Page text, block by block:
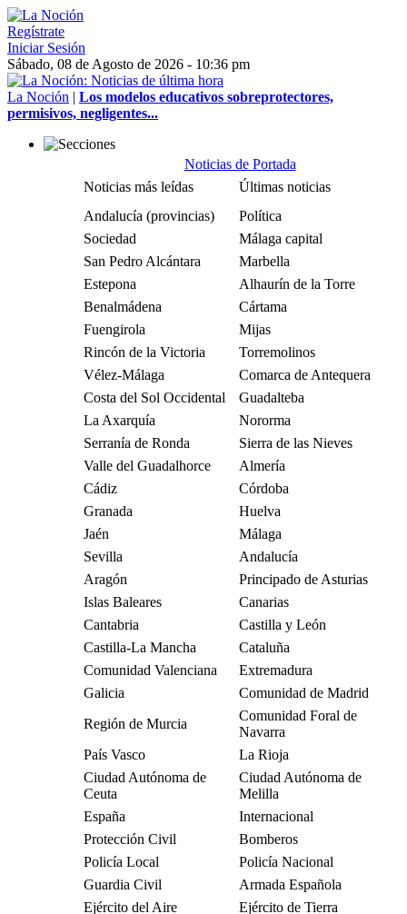
Regístrate
Iniciar Sesión
Sábado, 08 de Agosto de 2026 - 10:36 pm
La Noción | Los modelos educativos sobreprotectores,
permisivos, negligentes...
Noticias de Portada
Noticias más leídas
Últimas noticias
Andalucía (provincias)
Política
Sociedad
Málaga capital
San Pedro Alcántara
Marbella
Estepona
Alhaurín de la Torre
Benalmádena
Cártama
Fuengirola
Mijas
Rincón de la Victoria
Torremolinos
Vélez-Málaga
Comarca de Antequera
Costa del Sol Occidental
Guadalteba
La Axarquía
Nororma
Serranía de Ronda
Sierra de las Nieves
Valle del Guadalhorce
Almería
Cádiz
Córdoba
Granada
Huelva
Jaén
Málaga
Sevilla
Andalucía
Aragón
Principado de Asturias
Islas Baleares
Canarias
Cantabria
Castilla y León
Castilla-La Mancha
Cataluña
Comunidad Valenciana
Extremadura
Galicia
Comunidad de Madrid
Región de Murcia
Comunidad Foral de
Navarra
País Vasco
La Rioja
Ciudad Autónoma de
Ceuta
Ciudad Autónoma de
Melilla
España
Internacional
Protección Civil
Bomberos
Policía Local
Policía Nacional
Guardia Civil
Armada Española
Ejército del Aire
Ejército de Tierra